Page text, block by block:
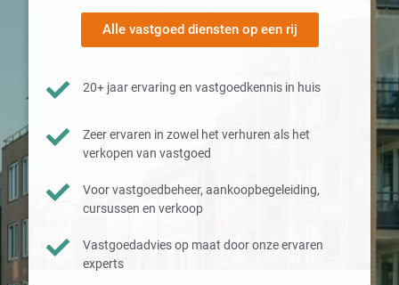
Alle vastgoed diensten op een rij
20+ jaar ervaring en vastgoedkennis in huis
Zeer ervaren in zowel het verhuren als het
verkopen van vastgoed
Voor vastgoedbeheer, aankoopbegeleiding,
cursussen en verkoop
Vastgoedadvies op maat door onze ervaren
experts